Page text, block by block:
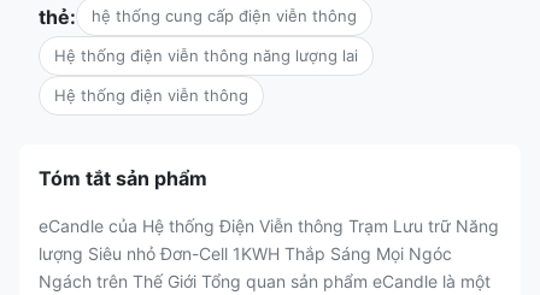
thẻ: hệ thống cung cấp điện viễn thông
Hệ thống điện viễn thông năng lượng lai
Hệ thống điện viễn thông
Tóm tắt sản phẩm
eCandle của Hệ thống Điện Viễn thông Trạm Lưu trữ Năng
lượng Siêu nhỏ Đơn-Cell 1KWH Thắp Sáng Mọi Ngóc
Ngách trên Thế Giới Tổng quan sản phẩm eCandle là một